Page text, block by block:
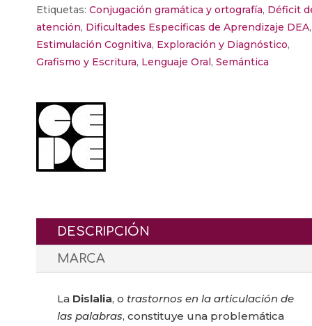
Etiquetas: Conjugación gramática y ortografía, Déficit
atención, Dificultades Especificas de Aprendizaje DEA,
Estimulación Cognitiva, Exploración y Diagnóstico,
Grafismo y Escritura, Lenguaje Oral, Semántica
DESCRIPCIÓN
MARCA
La Dislalia, o trastornos en la articulación de
las palabras, constituye una problemática